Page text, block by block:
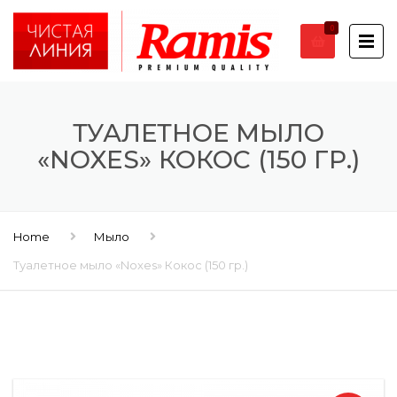
0
ТУАЛЕТНОЕ МЫЛО
«NOXES» КОКОС (150 ГР.)
Home
Мыло
Туалетное мыло «Noxes» Кокос (150 гр.)